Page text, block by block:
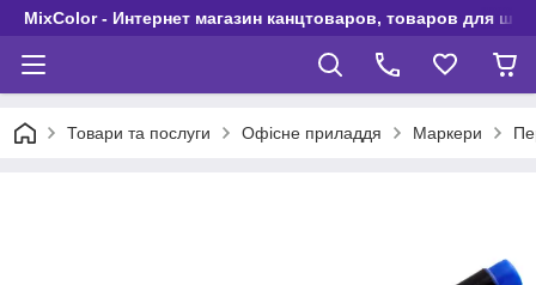
MixColor - Интернет магазин канцтоваров, товаров для
Товари та послуги Офісне приладдя Маркери